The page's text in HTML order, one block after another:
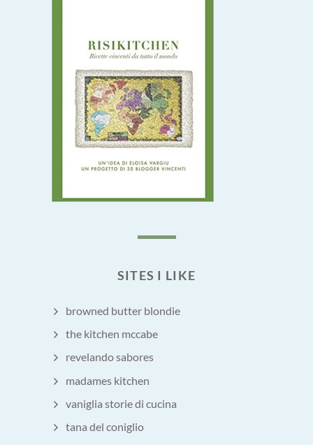
SITES I LIKE
browned butter blondie
the kitchen mccabe
revelando sabores
madames kitchen
vaniglia storie di cucina
tana del coniglio